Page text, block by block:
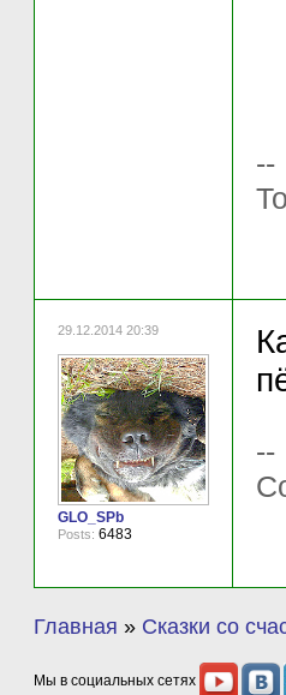
--
29.12.2014 20:39
GLO_SPb
Posts: 6483
--
Главная » Сказки со
Мы в социальных сетях